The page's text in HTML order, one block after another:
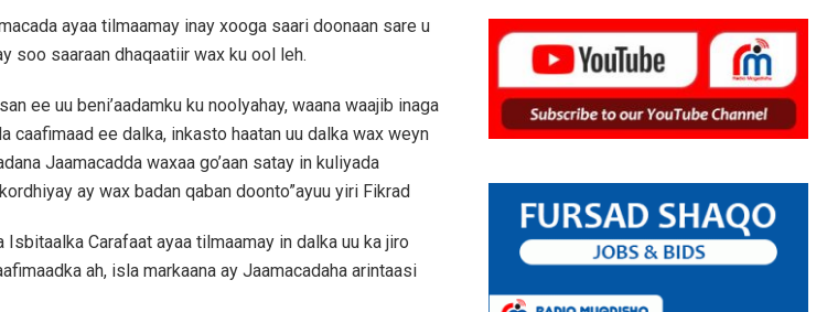
ayaa tilmaamay inay xooga saari doonaan sare u
soo saaraan dhaqaatiir wax ku ool leh.
ee uu beni’aadamku ku noolyahay, waana waajib inaga
caafimaad ee dalka, inkasto haatan uu dalka wax weyn
Jaamacadda waxaa go’aan satay in kuliyada
ay wax badan qaban doonto”ayuu yiri Fikrad
Carafaat ayaa tilmaamay in dalka uu ka jiro
ah, isla markaana ay Jaamacadaha arintaasi